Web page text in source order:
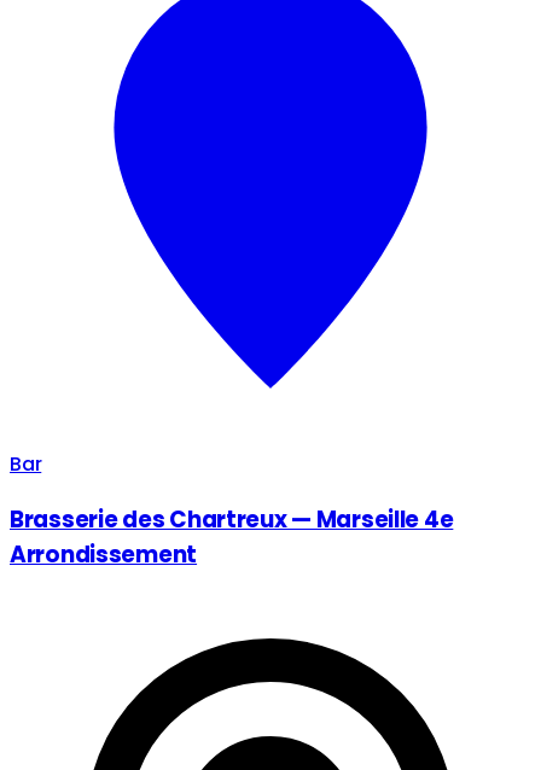
Bar
Brasserie des Chartreux — Marseille 4e
Arrondissement